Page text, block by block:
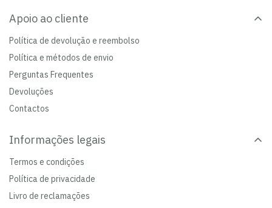
Apoio ao cliente
Política de devolução e reembolso
Política e métodos de envio
Perguntas Frequentes
Devoluções
Contactos
Informações legais
Termos e condições
Política de privacidade
Livro de reclamações